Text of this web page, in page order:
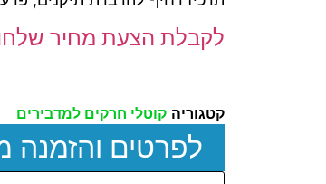
לקבלת הצעת מחיר שלחו
קטגוריה קוטלי חרקים למדבירים
לפרטים